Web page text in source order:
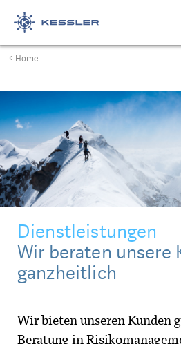
Kessler
Home
Dienstleistungen
Wir beraten unsere
ganzheitlich
Wir bieten unseren Kunden
Beratung in